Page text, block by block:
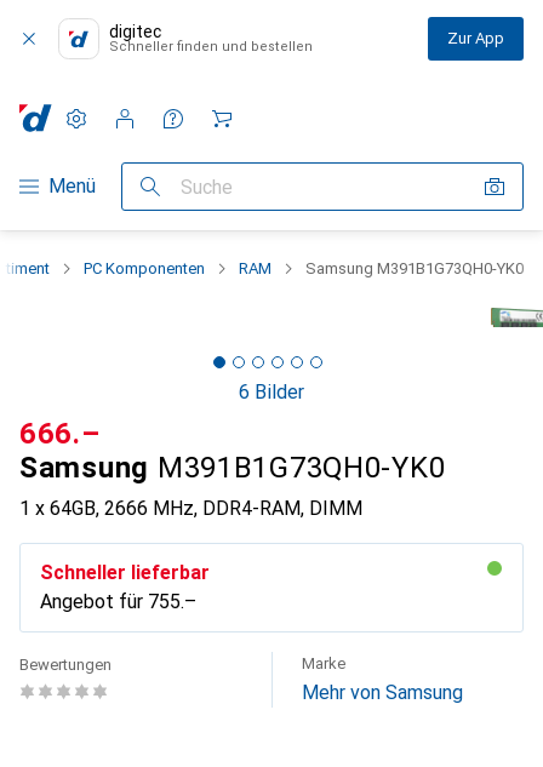
digitec
Schneller finden und bestellen Zur App
Navigation nach Kategorien
Menü Suche
Einstellungen
Kundenkonto
Vergleichslisten
Merklisten
Warenkorb
PC Komponenten RAM Samsung M391B1G73QH0-YK0
6 Bilder
Samsung M391B1G73QH0-YK0
1 x 64GB, 2666 MHz, DDR4-RAM, DIMM
CHF
666.–
Schneller lieferbar
Angebot für CHF
755.–
Bewertungen Marke
Mehr von Samsung